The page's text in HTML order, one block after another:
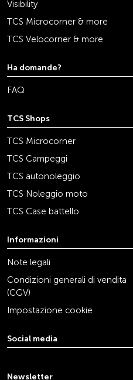
Visibility
TCS Microcorner & more
TCS Velocorner & more
Ha domande?
FAQ
TCS Shops
TCS Microcorner
TCS Campeggi
TCS autonoleggio
TCS Noleggio moto
TCS Case battello
Informazioni
Note legali
Condizioni generali di vendita
(CGV)
Impostazione cookie
Social media
Newsletter